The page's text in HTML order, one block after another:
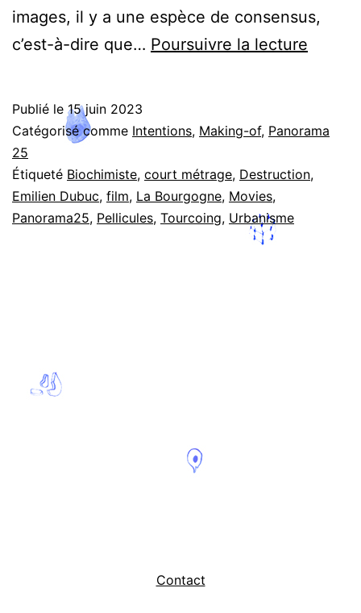
images, il y a une espèce de consensus,
c’est-à-dire que… Poursuivre la lecture
100
Emilien
Publié le 15 juin 2023
Catégorisé comme Intentions, Making-of, Panorama
25
Étiqueté Biochimiste, court métrage, Destruction,
Emilien Dubuc, film, La Bourgogne, Movies,
Panorama25, Pellicules, Tourcoing, Urbanisme
Contact